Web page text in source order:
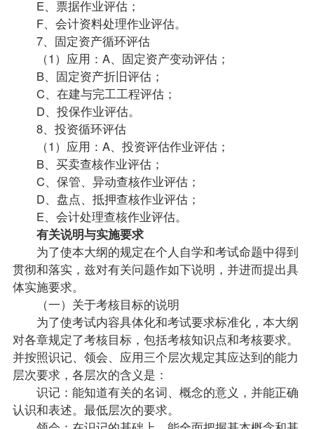
E、票据作业评估；
F、会计资料处理作业评估。
7、固定资产循环评估
（1）应用：A、固定资产变动评估；
B、固定资产折旧评估；
C、在建与完工工程评估；
D、投保作业评估。
8、投资循环评估
（1）应用：A、投资评估作业评估；
B、买卖查核作业评估；
C、保管、异动查核作业评估；
D、盘点、抵押查核作业评估；
E、会计处理查核作业评估。
有关说明与实施要求
为了使本大纲的规定在个人自学和考试命题中得到
贯彻和落实，兹对有关问题作如下说明，并进而提出具
体实施要求。
（一）关于考核目标的说明
为了使考试内容具体化和考试要求标准化，本大纲
对各章规定了考核目标，包括考核知识点和考核要求。
并按照识记、领会、应用三个层次规定其应达到的能力
层次要求，各层次的含义是：
识记：能知道有关的名词、概念的意义，并能正确
认识和表述。最低层次的要求。